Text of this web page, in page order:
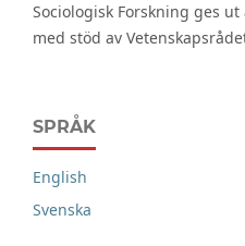
Sociologisk Forskning ges
med stöd av
SPRÅK
English
Svenska